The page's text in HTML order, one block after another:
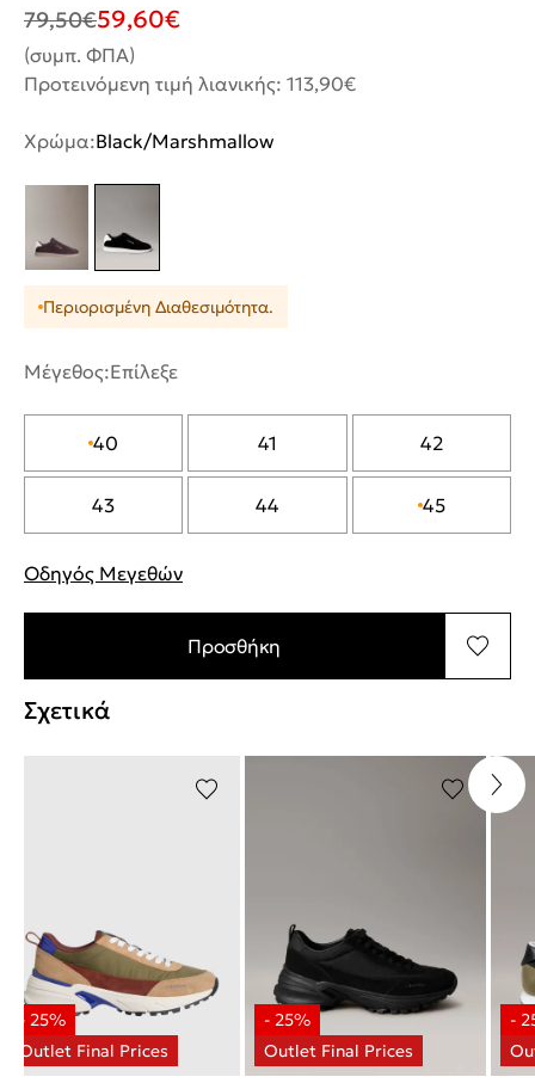
79,50€59,60€
(συμπ. ΦΠΑ)
Προτεινόμενη τιμή λιανικής: 113,90€
Χρώμα:Black/Marshmallow
Περιορισμένη Διαθεσιμότητα.
Μέγεθος:Επίλεξε
40 41 42
43 44 45
Οδηγός Μεγεθών
Προσθήκη
Σχετικά